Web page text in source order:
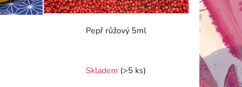
Pepř růžový 5ml
Skladem (>5 ks)